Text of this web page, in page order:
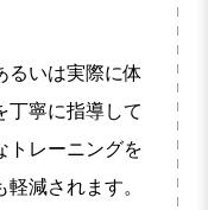
るいは実際に体
丁寧に指導して
トレーニングを
減されます。